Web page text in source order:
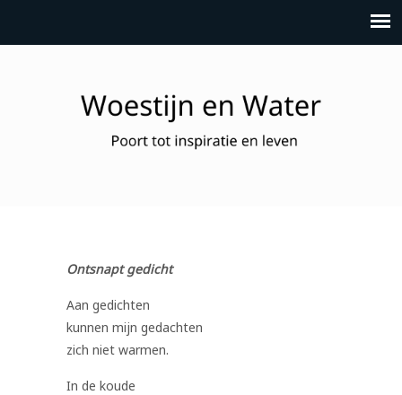
Ontsnapt gedicht
Aan gedichten
kunnen mijn gedachten
zich niet warmen.
In de koude